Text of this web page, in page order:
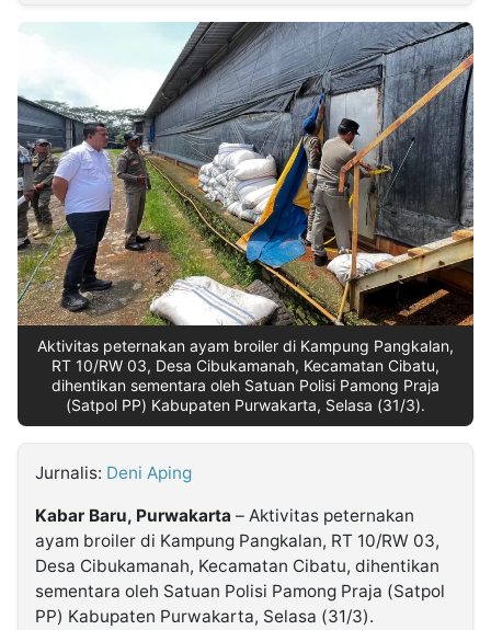
INDONESIA
Partner
Insight
NTB
Suara
Time
Lens
IDN
Daily
Jogja
Jalan
Rakyat
Idealita
News
Kita
Notice
Dinamikapost.com
Radar
Baru
Seedbacklink
Follow
Kabarbaru
Kabarbaru.co
2026
Aktivitas peternakan ayam broiler di Kampung Pangkalan,
RT 10/RW 03, Desa Cibukamanah, Kecamatan Cibatu,
dihentikan sementara oleh Satuan Polisi Pamong Praja
(Satpol PP) Kabupaten Purwakarta, Selasa (31/3).
Jurnalis: Deni Aping
Kabar Baru, Purwakarta – Aktivitas peternakan
ayam broiler di Kampung Pangkalan, RT 10/RW 03,
Desa Cibukamanah, Kecamatan Cibatu, dihentikan
sementara oleh Satuan Polisi Pamong Praja (Satpol
PP) Kabupaten Purwakarta, Selasa (31/3).